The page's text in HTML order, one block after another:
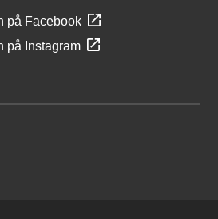
på Facebook
på Instagram